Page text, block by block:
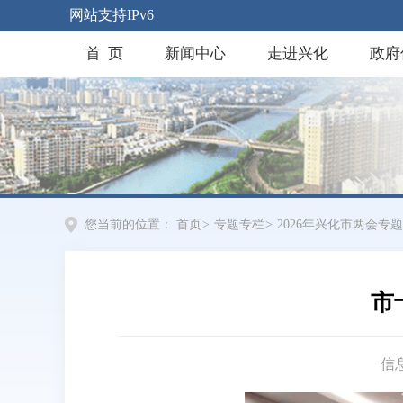
网站支持IPv6
首 页 新闻中心 走进兴化 政
您当前的位置： 首页 > 专题专栏 > 2026年兴化市两会专题
市
信